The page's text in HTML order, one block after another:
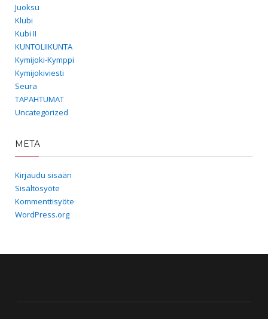
Juoksu
Klubi
Kubi II
KUNTOLIIKUNTA
Kymijoki-Kymppi
Kymijokiviesti
Seura
TAPAHTUMAT
Uncategorized
META
Kirjaudu sisään
Sisältösyöte
Kommenttisyöte
WordPress.org